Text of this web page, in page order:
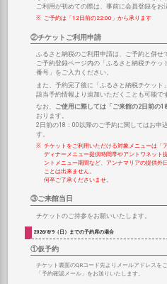
ご利用が初めての際は、事前に会員登録をお
ご予約は「12日前の22:00」から承ります
②チケットご利用申請
ふるさと納税のご利用申請は、ご予約と併せ
ご予約登録ページ内の「ふるさと納税チケッ
番号」をご入力ください。
また、予約完了後に「ふるさと納税チケッ
該当予約情報より追加いただくことも可能で
なお、 ご使用に際しては「ご来館の2日前の
おります。
2日前の18：00以降のご予約に関してはお申
す。
チケットをご利用いただける対象メニューは「
ディナーメニュー提供時間帯やアントワネット
ントメニュー期間など、アンナマリアの提供外
ことは出来ません。
何卒ご了承くださいませ。
③ご来館当日
チケットのご持参をお願いいたします。
2026/8/9（日）までの予約席の場合
①仮予約
チケット裏面のQRコード先よりメールアドレスを
「予約確認メール」をお送りいたします。